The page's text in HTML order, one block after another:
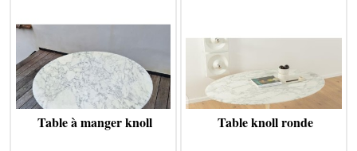
Table à manger knoll Table knoll ronde